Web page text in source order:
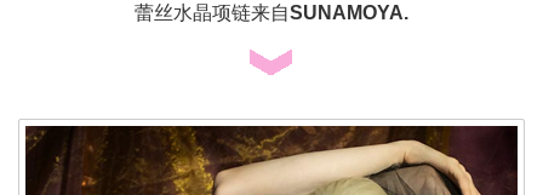
蕾丝水晶项链来自SUNAMOYA.